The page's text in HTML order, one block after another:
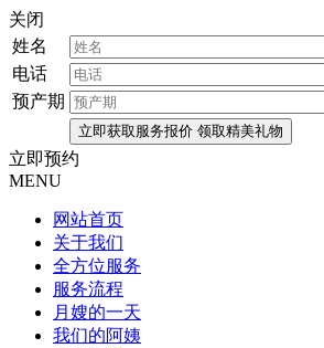
关闭
姓名
电话
预产期
立即预约
MENU
网站首页
关于我们
全方位服务
服务流程
月嫂的一天
我们的阿姨